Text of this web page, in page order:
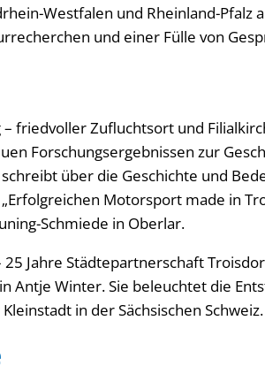
Westfalen und Rheinland-Pfalz
und einer Fülle von
– friedvoller Zufluchtsort und
Forschungsergebnissen zur
über die Geschichte und
Motorsport made in
Schmiede in Oberlar.
Jahre Städtepartnerschaft
Antje Winter. Sie beleuchtet die
in der Sächsischen Schweiz.